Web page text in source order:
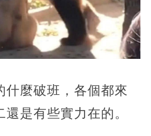
什麼破班，各個都來
是有些實力在的。